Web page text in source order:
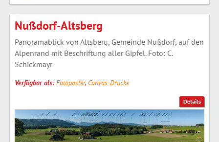
Details
Nußdorf-Altsberg
Panoramablick von Altsberg, Gemeinde Nußdorf, auf den
Alpenrand mit Beschriftung aller Gipfel. Foto: C.
Schickmayr
Verfügbar als:Fotoposter, Canvas-Drucke